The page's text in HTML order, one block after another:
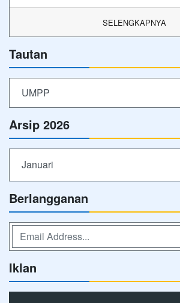
SELENGKAPNYA
Tautan
UMPP
Arsip 2026
Januari
Berlangganan
Iklan